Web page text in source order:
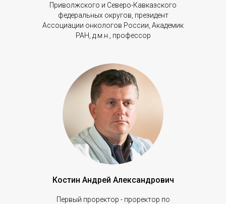
Приволжского и Северо-Кавказского
федеральных округов, президент
Ассоциации онкологов России, Академик
РАН, д.м.н., профессор
Костин Андрей Александрович
Первый проректор - проректор по